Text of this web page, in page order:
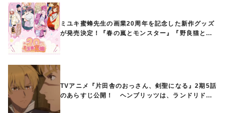
ミユキ蜜蜂先生の画業20周年を記念した新作グッズ
が発売決定！『春の嵐とモンスター』『野良猫と
TVアニメ『片田舎のおっさん、剣聖になる』2期5話
のあらすじ公開！ ヘンブリッツは、ランドリドに